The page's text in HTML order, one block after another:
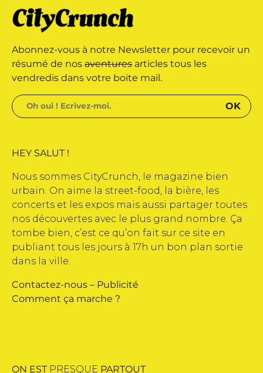
déposée • Tous droits
par Buena Onda Web •
Abonnez-vous à notre Newsletter pour recevoir un
résumé de nos aventures articles tous les
vendredis dans votre boite mail.
HEY SALUT !
Nous sommes CityCrunch, le magazine bien
urbain. On aime la street-food, la bière, les
concerts et les expos mais aussi partager toutes
nos découvertes avec le plus grand nombre. Ça
tombe bien, c’est ce qu’on fait sur ce site en
publiant tous les jours à 17h un bon plan sortie
dans la ville.
Contactez-nous – Publicité
Comment ça marche ?
ON EST PRESQUE PARTOUT